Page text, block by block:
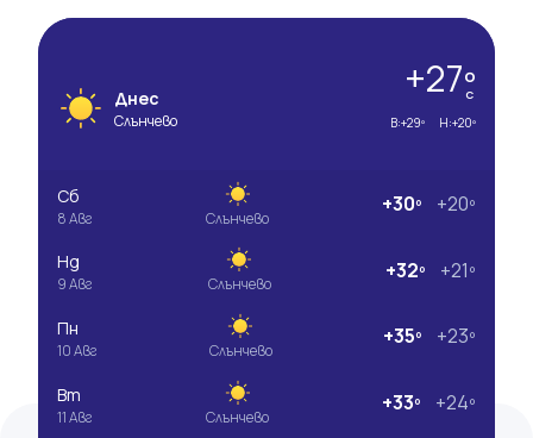
Днес
Слънчево
+27º
C
В:+29º Н:+20º
Сб
8 Авг Слънчево
+30º +20º
Нд
9 Авг Слънчево
+32º +21º
Пн
10 Авг Слънчево
+35º +23º
Вт
11 Авг Слънчево
+33º +24º